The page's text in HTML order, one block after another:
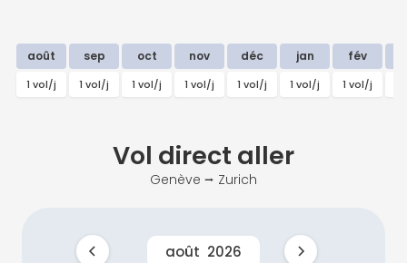
août sep oct nov déc jan fév
1 vol/j 1 vol/j 1 vol/j 1 vol/j 1 vol/j 1 vol/j 1 vol/j
Vol direct aller
Genève ⭢ Zurich
août 2026